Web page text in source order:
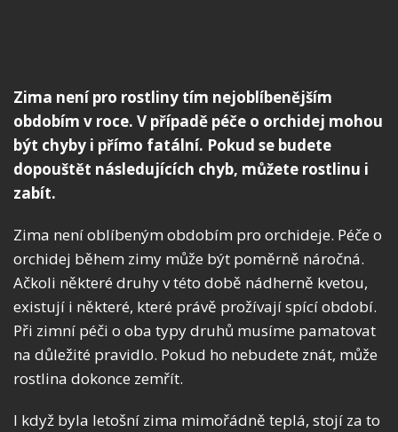
Zima není pro rostliny tím nejoblíbenějším
obdobím v roce. V případě péče o orchidej mohou
být chyby i přímo fatální. Pokud se budete
dopouštět následujících chyb, můžete rostlinu i
zabít.
Zima není oblíbeným obdobím pro orchideje. Péče o
orchidej během zimy může být poměrně náročná.
Ačkoli některé druhy v této době nádherně kvetou,
existují i některé, které právě prožívají spící období.
Při zimní péči o oba typy druhů musíme pamatovat
na důležité pravidlo. Pokud ho nebudete znát, může
rostlina dokonce zemřít.
I když byla letošní zima mimořádně teplá, stojí za to